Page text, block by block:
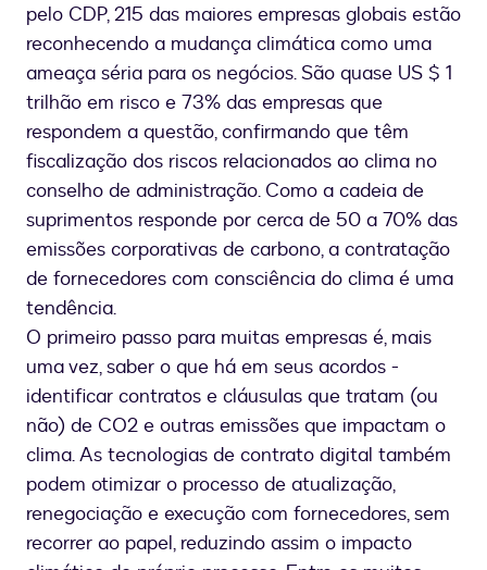
pelo CDP, 215 das maiores empresas globais estão
reconhecendo a mudança climática como uma
ameaça séria para os negócios. São quase US $ 1
trilhão em risco e 73% das empresas que
respondem a questão, confirmando que têm
fiscalização dos riscos relacionados ao clima no
conselho de administração. Como a cadeia de
suprimentos responde por cerca de 50 a 70% das
emissões corporativas de carbono, a contratação
de fornecedores com consciência do clima é uma
tendência.
O primeiro passo para muitas empresas é, mais
uma vez, saber o que há em seus acordos -
identificar contratos e cláusulas que tratam (ou
não) de CO2 e outras emissões que impactam o
clima. As tecnologias de contrato digital também
podem otimizar o processo de atualização,
renegociação e execução com fornecedores, sem
recorrer ao papel, reduzindo assim o impacto